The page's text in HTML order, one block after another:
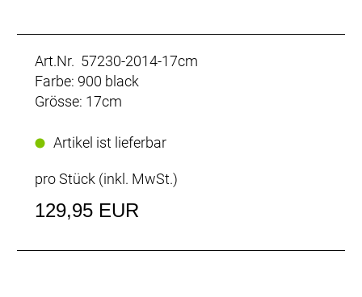
Art.Nr. 57230-2014-17cm
Farbe: 900 black
Grösse: 17cm
Artikel ist lieferbar
pro Stück (inkl. MwSt.)
129,95 EUR